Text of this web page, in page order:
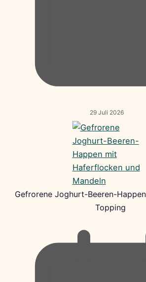
29 Juli 2026
Gefrorene Joghurt-Beeren-
Topping